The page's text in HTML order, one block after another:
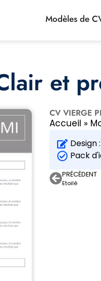
Modèles de
et
CV VIERGE
Accueil »
Design :
Pack
PRÉCÉDENT
Etoilé